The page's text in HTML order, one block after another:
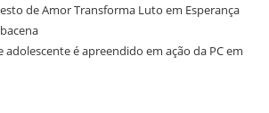
de Amor Transforma Luto em Esperança
adolescente é apreendido em ação da PC em